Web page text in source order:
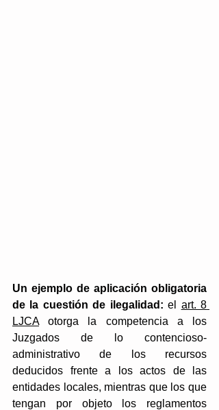
Un ejemplo de aplicación obligatoria
de la cuestión de ilegalidad: el art. 8
LJCA otorga la competencia a los
Juzgados de lo contencioso-
administrativo de los recursos
deducidos frente a los actos de las
entidades locales, mientras que los que
tengan por objeto los reglamentos